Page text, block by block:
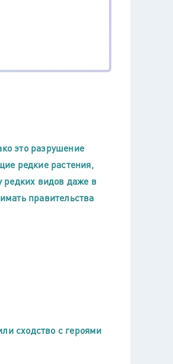
это разрушение
редкие растения,
редких видов даже в
правительства
сходство с героями